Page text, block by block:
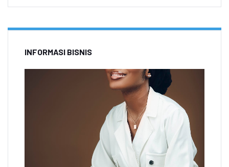
INFORMASI BISNIS